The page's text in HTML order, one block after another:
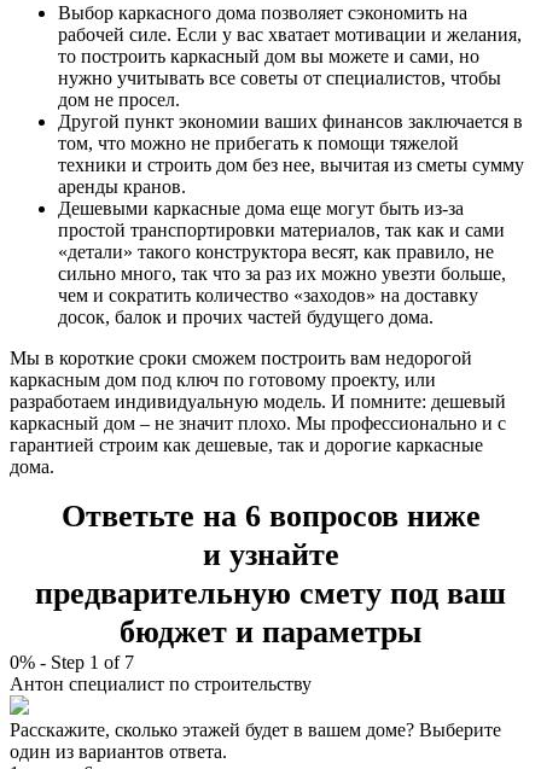
Выбор каркасного дома позволяет сэкономить на
рабочей силе. Если у вас хватает мотивации и желания,
то построить каркасный дом вы можете и сами, но
нужно учитывать все советы от специалистов, чтобы
дом не просел.
Другой пункт экономии ваших финансов заключается в
том, что можно не прибегать к помощи тяжелой
техники и строить дом без нее, вычитая из сметы сумму
аренды кранов.
Дешевыми каркасные дома еще могут быть из-за
простой транспортировки материалов, так как и сами
«детали» такого конструктора весят, как правило, не
сильно много, так что за раз их можно увезти больше,
чем и сократить количество «заходов» на доставку
досок, балок и прочих частей будущего дома.
Мы в короткие сроки сможем построить вам недорогой
каркасным дом под ключ по готовому проекту, или
разработаем индивидуальную модель. И помните: дешевый
каркасный дом – не значит плохо. Мы профессионально и с
гарантией строим как дешевые, так и дорогие каркасные
дома.
Ответьте на 6 вопросов ниже
и узнайте
предварительную смету под ваш
бюджет и параметры
0% - Step 1 of 7
Антон специалист по строительству
Расскажите, сколько этажей будет в вашем доме? Выберите
один из вариантов ответа.